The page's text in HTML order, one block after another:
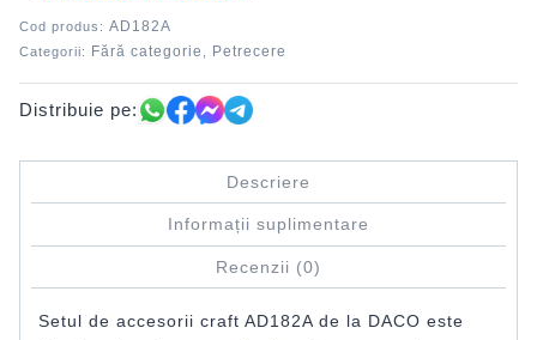
Cod produs: AD182A
Categorii: Fără categorie Petrecere
Distribuie pe:
Descriere
Informații suplimentare
Recenzii (0)
Setul de accesorii craft AD182A de la DACO este